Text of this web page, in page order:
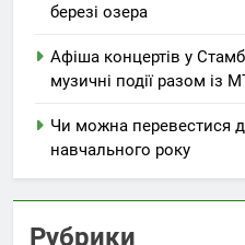
березі озера
Афіша концертів у
музичні події разом із
Чи можна перевестися
навчального року
Рубрики